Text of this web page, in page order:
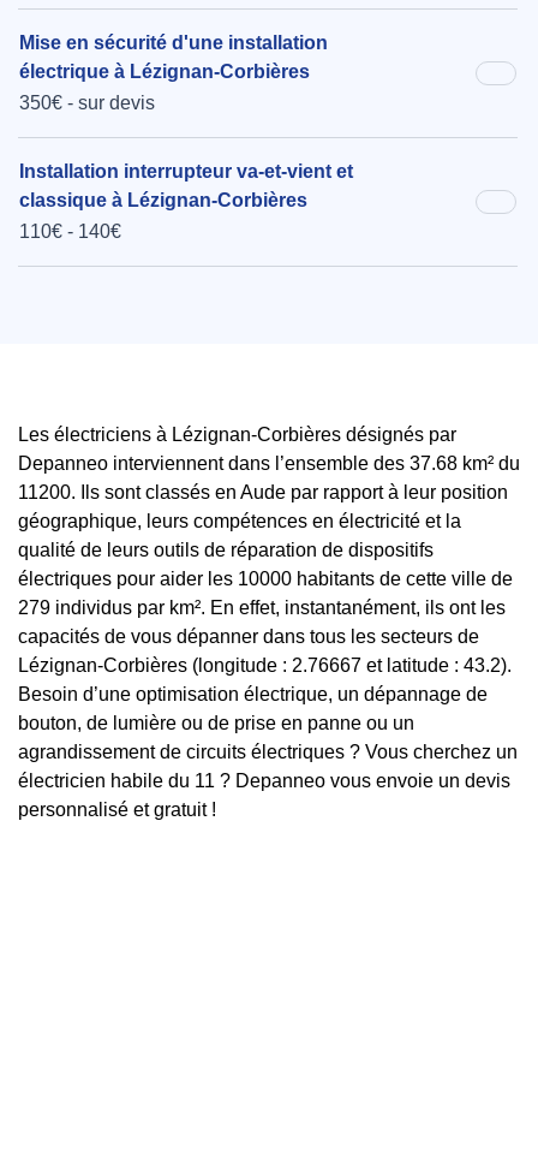
Mise en sécurité d'une installation
électrique à Lézignan-Corbières
350€ - sur devis
Installation interrupteur va-et-vient et
classique à Lézignan-Corbières
110€ - 140€
Les électriciens à Lézignan-Corbières désignés par
Depanneo interviennent dans l’ensemble des 37.68 km² du
11200. Ils sont classés en Aude par rapport à leur position
géographique, leurs compétences en électricité et la
qualité de leurs outils de réparation de dispositifs
électriques pour aider les 10000 habitants de cette ville de
279 individus par km². En effet, instantanément, ils ont les
capacités de vous dépanner dans tous les secteurs de
Lézignan-Corbières (longitude : 2.76667 et latitude : 43.2).
Besoin d’une optimisation électrique, un dépannage de
bouton, de lumière ou de prise en panne ou un
agrandissement de circuits électriques ? Vous cherchez un
électricien habile du 11 ? Depanneo vous envoie un devis
personnalisé et gratuit !